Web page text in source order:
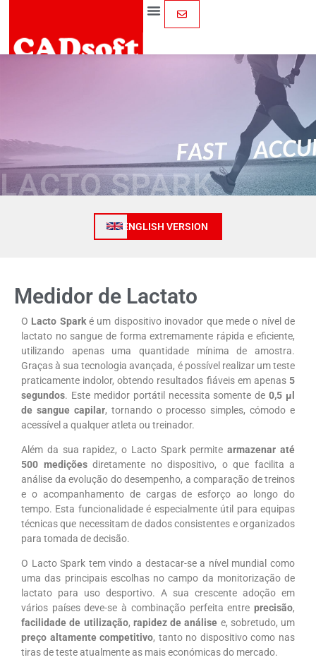
LACTO SPARK
ENGLISH VERSION
Medidor de Lactato
O Lacto Sparké um dispositivo inovador que mede o nível de
lactato no sangue de forma extremamente rápida e eficiente,
utilizando apenas uma quantidade mínima de amostra.
Graças à sua tecnologia avançada, é possível realizar um teste
praticamente indolor, obtendo resultados fiáveis em apenas 5
segundos. Este medidor portátil necessita somente de0,5 µl
de sangue capilar, tornando o processo simples, cómodo e
acessível a qualquer atleta ou treinador.
Além da sua rapidez, o Lacto Spark permitearmazenar até
500 mediçõesdiretamente no dispositivo, o que facilita a
análise da evolução do desempenho, a comparação de treinos
e o acompanhamento de cargas de esforço ao longo do
tempo. Esta funcionalidade é especialmente útil para equipas
técnicas que necessitam de dados consistentes e organizados
para tomada de decisão.
O Lacto Spark tem vindo a destacar-se a nível mundial como
uma das principais escolhas no campo da monitorização de
lactato para uso desportivo. A sua crescente adoção em
vários países deve-se à combinação perfeita entre precisão,
facilidade de utilização, rapidez de análise e, sobretudo, um
preço altamente competitivo, tanto no dispositivo como nas
tiras de teste atualmente as mais económicas do mercado.